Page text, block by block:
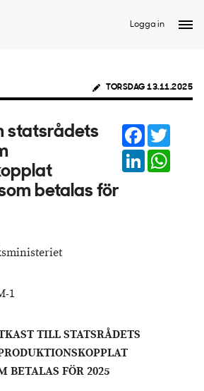
Logga in
TORSDAG 13.11.2025
statsrådets
betalas för
Facebook
LinkedIn
1
TILL STATSRÅDETS
BETALAS FÖR 2025